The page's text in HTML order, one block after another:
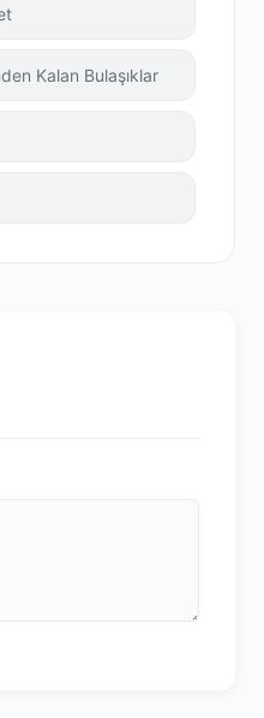
Kalan Bulaşıklar